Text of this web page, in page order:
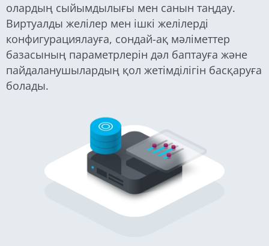
олардың сыйымдылығы мен санын таңдау.
Виртуалды желілер мен ішкі желілерді
конфигурациялауға, сондай-ақ мәліметтер
базасының параметрлерін дәл баптауға және
пайдаланушылардың қол жетімділігін басқаруға
болады.